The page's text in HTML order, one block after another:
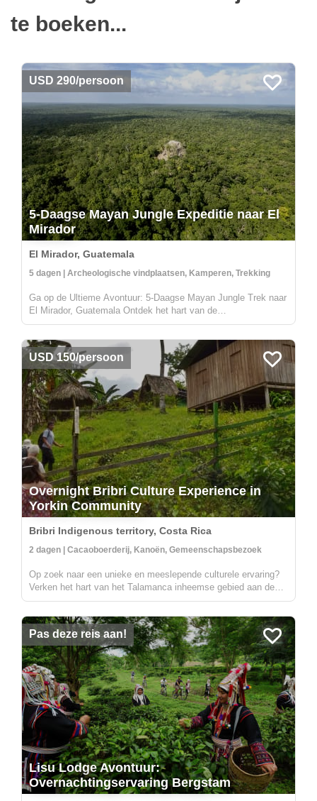
te boeken...
USD 290/persoon
5-Daagse Mayan Jungle Expeditie naar El
Mirador
El Mirador, Guatemala
5 dagen | Archeologische vindplaatsen, Kamperen, Trekking
Ga op de Ultieme Avontuur: 5-Daagse Mayan Jungle Trek naar
El Mirador, Guatemala Ontdek het hart van de
Mayabeschaving met onze 5-daagse jungle-expeditie naar El
Petén, Guatemala. Deze trekt...
USD 150/persoon
Overnight Bribri Culture Experience in
Yorkin Community
Bribri Indigenous territory, Costa Rica
2 dagen | Cacaoboerderij, Kanoën, Gemeenschapsbezoek
Op zoek naar een unieke en meeslepende culturele ervaring?
Verken het hart van het Talamanca inheemse gebied aan de
bovenloop van de Yorkin-rivier. Vertrekkend vanuit het dorp
naar de Yor...
Pas deze reis aan!
Lisu Lodge Avontuur:
Overnachtingservaring Bergstam